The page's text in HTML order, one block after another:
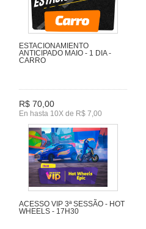
ESTACIONAMIENTO
ANTICIPADO MAIO - 1 DIA -
CARRO
R$ 70,00
En hasta 10X de R$ 7,00
ACESSO VIP 3ª SESSÃO - HOT
WHEELS - 17H30